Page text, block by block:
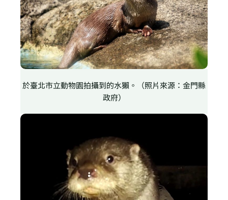
於臺北市立動物園拍攝到的水獺。（照片來源：金門縣
政府）